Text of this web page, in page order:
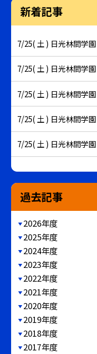
新着記事
7/25( 土 ) 日光林間学園
7/25( 土 ) 日光林間学園
7/25( 土 ) 日光林間学園
7/25( 土 ) 日光林間学園
7/25( 土 ) 日光林間学園
過去記事
2026年度
2025年度
2024年度
2023年度
2022年度
2021年度
2020年度
2019年度
2018年度
2017年度